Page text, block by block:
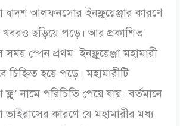
দ্বাদশ আলফনসোর ইনফ্লুয়েঞ্জার কারণে
খবরও ছড়িয়ে পড়ে। আর প্রকাশিত
সময় স্পেন প্রথম ইনফ্লুয়েঞ্জা মহামারী
চিহ্নিত হয়ে পড়ে। মহামারীটি
ফ্লু’ নামে পরিচিতি পেয়ে যায়। বর্তমানে
কারণে যে মহামারীর মধ্য